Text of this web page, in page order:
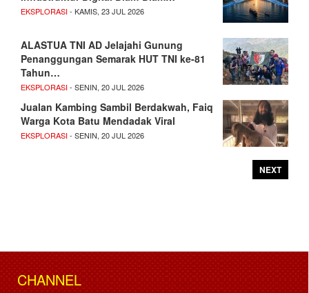
EKSPLORASI- KAMIS, 23 JUL 2026
ALASTUA TNI AD Jelajahi Gunung
Penanggungan Semarak HUT TNI ke-81
Tahun…
EKSPLORASI- SENIN, 20 JUL 2026
Jualan Kambing Sambil Berdakwah, Faiq
Warga Kota Batu Mendadak Viral
EKSPLORASI- SENIN, 20 JUL 2026
NEXT
CHANNEL